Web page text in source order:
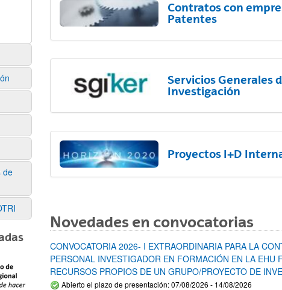
de
Contratos con
Patentes
Servicios Generales
Investigación
Proyectos I+D
Novedades en convocatorias
CONVOCATORIA 2026- I EXTRAORDINARIA PARA LA
PERSONAL INVESTIGADOR EN FORMACIÓN EN LA EHU
RECURSOS PROPIOS DE UN GRUPO/PROYECTO DE
Abierto el plazo de presentación: 07/08/2026 - 14/08/2026